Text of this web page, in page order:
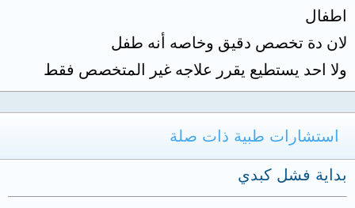
اطفال
لان دة تخصص دقيق وخاصه أنه طفل
ولا احد يستطيع يقرر علاجه غير المتخصص فقط
استشارات طبية ذات صلة
بداية فشل كبدي